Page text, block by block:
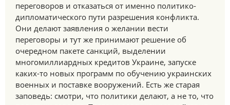
переговоров и отказаться от именно политико-
дипломатического пути разрешения конфликта.
Они делают заявления о желании вести
переговоры и тут же принимают решение об
очередном пакете санкций, выделении
многомиллиардных кредитов Украине, запуске
каких-то новых программ по обучению украинских
военных и поставке вооружений. Есть же старая
заповедь: смотри, что политики делают, а не то, что